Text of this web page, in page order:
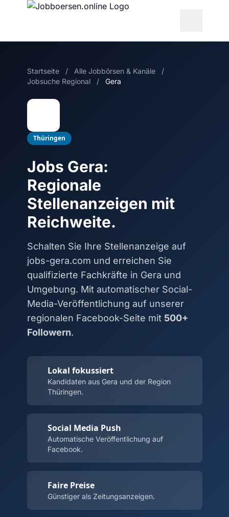
Startseite / Alle Jobbörsen & Kanäle
/
Jobsuche Regional
/ Gera
Thüringen
Jobs Gera:
Regionale
Stellenanzeigen mit
Reichweite.
Schalten Sie Ihre Stellenanzeige auf
jobs-gera.com und erreichen Sie
qualifizierte Fachkräfte in Gera und
Umgebung. Mit automatischer Social-
Media-Veröffentlichung auf unserer
regionalen Facebook-Seite mit 500+
Followern.
Lokal fokussiert
Kandidaten aus Gera und der Region
Thüringen.
Social Media Push
Automatische Veröffentlichung auf
Facebook.
Faire Preise
Günstiger als Zeitungsanzeigen.